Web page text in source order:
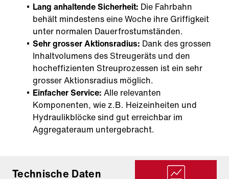
Lang anhaltende Sicherheit: Die Fahrbahn
behält mindestens eine Woche ihre Griffigkeit
unter normalen Dauerfrostumständen.
Sehr grosser Aktionsradius: Dank des grossen
Inhaltvolumens des Streugeräts und den
hocheffizienten Streuprozessen ist ein sehr
grosser Aktionsradius möglich.
Einfacher Service: Alle relevanten
Komponenten, wie z.B. Heizeinheiten und
Hydraulikblöcke sind gut erreichbar im
Aggregateraum untergebracht.
Technische Daten